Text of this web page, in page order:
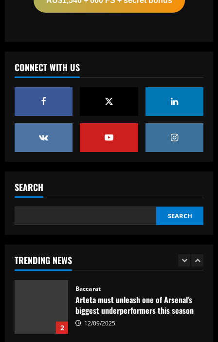
CONNECT WITH US
SEARCH
SEARCH
TRENDING NEWS
2
3
onto Man Utd outcast Antony
12/09/2025
leaves out Rashford & Sterling
12/09/2025
12/09/2025
1
2
Baccarat
Arteta must unleash one of Arsenal’s
biggest underperformers this season
12/09/2025